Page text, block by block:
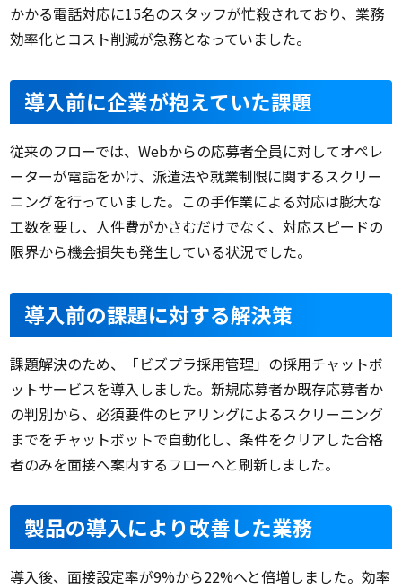
かかる電話対応に15名のスタッフが忙殺されており、業務
効率化とコスト削減が急務となっていました。
導入前に企業が抱えていた課題
従来のフローでは、Webからの応募者全員に対してオペレ
ーターが電話をかけ、派遣法や就業制限に関するスクリー
ニングを行っていました。この手作業による対応は膨大な
工数を要し、人件費がかさむだけでなく、対応スピードの
限界から機会損失も発生している状況でした。
導入前の課題に対する解決策
課題解決のため、「ビズプラ採用管理」の採用チャットボ
ットサービスを導入しました。新規応募者か既存応募者か
の判別から、必須要件のヒアリングによるスクリーニング
までをチャットボットで自動化し、条件をクリアした合格
者のみを面接へ案内するフローへと刷新しました。
製品の導入により改善した業務
導入後、面接設定率が9%から22%へと倍増しました。効率